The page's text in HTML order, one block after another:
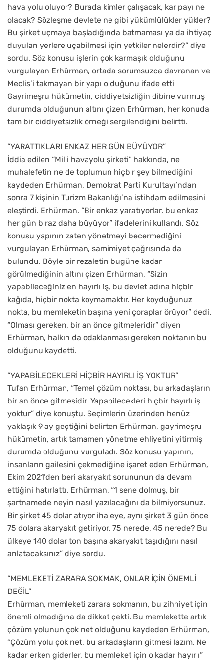
hava yolu oluyor? Burada kimler çalışacak, kar payı ne
olacak? Sözleşme devlete ne gibi yükümlülükler yükler?
Bu şirket uçmaya başladığında batmaması ya da ihtiyaç
duyulan yerlere uçabilmesi için yetkiler nelerdir?” diye
sordu. Söz konusu işlerin çok karmaşık olduğunu
vurgulayan Erhürman, ortada sorumsuzca davranan ve
Meclis’i takmayan bir yapı olduğunu ifade etti.
Gayrimeşru hükümetin, ciddiyetsizliğin dibine vurmuş
durumda olduğunun altını çizen Erhürman, her konuda
tam bir ciddiyetsizlik örneği sergilendiğini belirtti.
“YARATTIKLARI ENKAZ HER GÜN BÜYÜYOR”
İddia edilen “Milli havayolu şirketi” hakkında, ne
muhalefetin ne de toplumun hiçbir şey bilmediğini
kaydeden Erhürman, Demokrat Parti Kurultayı’ndan
sonra 7 kişinin Turizm Bakanlığı’na istihdam edilmesini
eleştirdi. Erhürman, “Bir enkaz yaratıyorlar, bu enkaz
her gün biraz daha büyüyor” ifadelerini kullandı. Söz
konusu yapının zaten yönetmeyi becermediğini
vurgulayan Erhürman, samimiyet çağrısında da
bulundu. Böyle bir rezaletin bugüne kadar
görülmediğinin altını çizen Erhürman, “Sizin
yapabileceğiniz en hayırlı iş, bu devlet adına hiçbir
kağıda, hiçbir nokta koymamaktır. Her koyduğunuz
nokta, bu memleketin başına yeni çoraplar örüyor” dedi.
“Olması gereken, bir an önce gitmeleridir” diyen
Erhürman, halkın da odaklanması gereken noktanın bu
olduğunu kaydetti.
“YAPABİLECEKLERİ HİÇBİR HAYIRLI İŞ YOKTUR”
Tufan Erhürman, “Temel çözüm noktası, bu arkadaşların
bir an önce gitmesidir. Yapabilecekleri hiçbir hayırlı iş
yoktur” diye konuştu. Seçimlerin üzerinden henüz
yaklaşık 9 ay geçtiğini belirten Erhürman, gayrimeşru
hükümetin, artık tamamen yönetme ehliyetini yitirmiş
durumda olduğunu vurguladı. Söz konusu yapının,
insanların gailesini çekmediğine işaret eden Erhürman,
Ekim 2021’den beri akaryakıt sorununun da devam
ettiğini hatırlattı. Erhürman, “1 sene dolmuş, bir
şartnamede neyin nasıl yazılacağını da bilmiyorsunuz.
Bir şirket 45 dolar atıyor ihaleye, aynı şirket 3 gün önce
75 dolara akaryakıt getiriyor. 75 nerede, 45 nerede? Bu
ülkeye 140 dolar ton başına akaryakıt taşıdığını nasıl
anlatacaksınız” diye sordu.
“MEMLEKETİ ZARARA SOKMAK, ONLAR İÇİN ÖNEMLİ
DEĞİL”
Erhürman, memleketi zarara sokmanın, bu zihniyet için
önemli olmadığına da dikkat çekti. Bu memlekette artık
çözüm yolunun çok net olduğunu kaydeden Erhürman,
“Çözüm yolu çok net, bu arkadaşların gitmesi lazım. Ne
kadar erken giderler, bu memleket için o kadar hayırlı”